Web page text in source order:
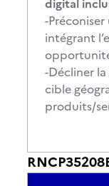
digital
-
intégrant
-Décliner
cible
produits/